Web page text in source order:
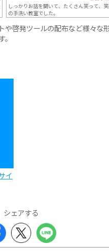
しっかりお話を聞いて、たくさん笑って、
の手洗い教室でした。
や啓発ツールの配布など様々な
イ
シェアする